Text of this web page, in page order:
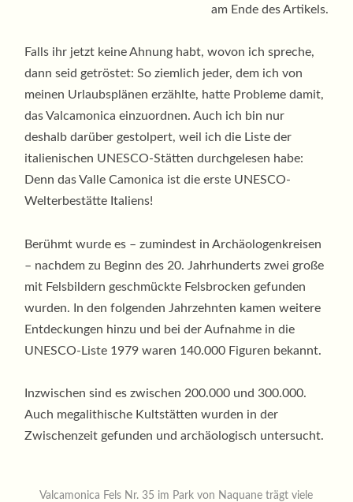
am Ende des Artikels.
Falls ihr jetzt keine Ahnung habt, wovon ich spreche,
dann seid getröstet: So ziemlich jeder, dem ich von
meinen Urlaubsplänen erzählte, hatte Probleme damit,
das Valcamonica einzuordnen. Auch ich bin nur
deshalb darüber gestolpert, weil ich die Liste der
italienischen UNESCO-Stätten durchgelesen habe:
Denn das Valle Camonica ist die erste UNESCO-
Welterbestätte Italiens!
Berühmt wurde es – zumindest in Archäologenkreisen
– nachdem zu Beginn des 20. Jahrhunderts zwei große
mit Felsbildern geschmückte Felsbrocken gefunden
wurden. In den folgenden Jahrzehnten kamen weitere
Entdeckungen hinzu und bei der Aufnahme in die
UNESCO-Liste 1979 waren 140.000 Figuren bekannt.
Inzwischen sind es zwischen 200.000 und 300.000.
Auch megalithische Kultstätten wurden in der
Zwischenzeit gefunden und archäologisch untersucht.
Valcamonica Fels Nr. 35 im Park von Naquane trägt viele